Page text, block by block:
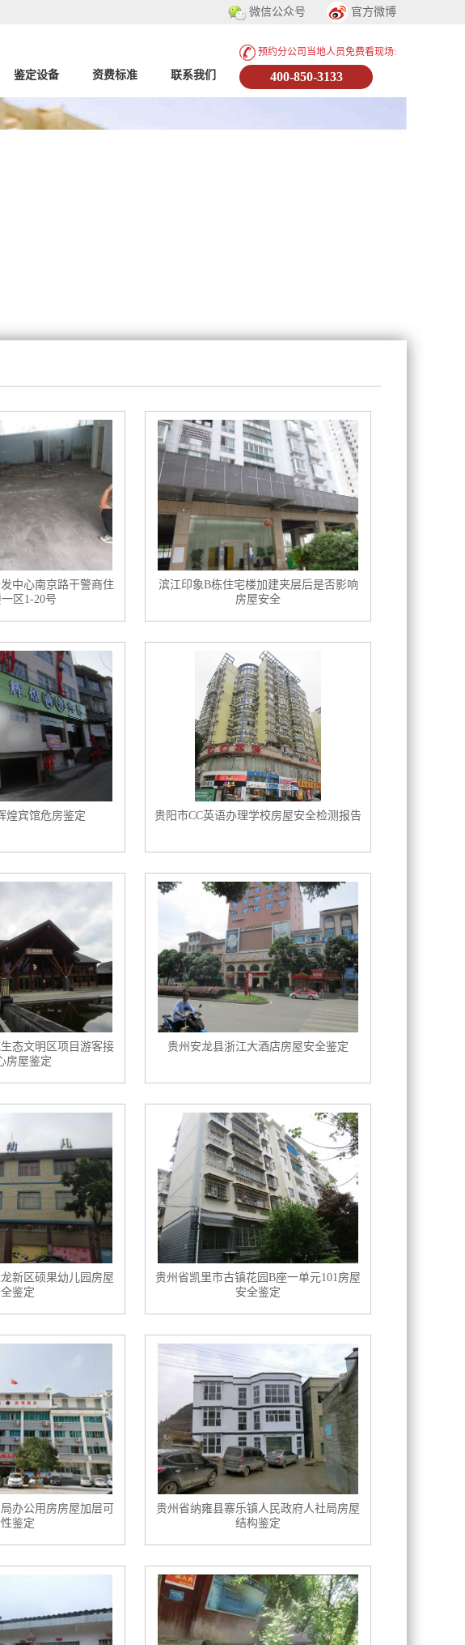
微信公众号 官方微博
鉴定设备 资费标准 联系我们
预约分公司当地人员免费看现场:
400-850-3133
中心南京路干警商住
区1-20号
滨江印象B栋住宅楼加建夹层后是否影响
房屋安全
煌宾馆危房鉴定 贵阳市CC英语办理学校房屋安全检测报告
态文明区项目游客接
房屋鉴定
贵州安龙县浙江大酒店房屋安全鉴定
新区硕果幼儿园房屋
鉴定
贵州省凯里市古镇花园B座一单元101房屋
安全鉴定
办公用房房屋加层可
鉴定
贵州省纳雍县寨乐镇人民政府人社局房屋
结构鉴定